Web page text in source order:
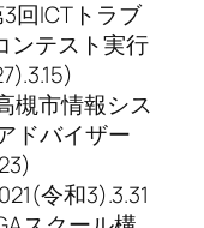
3回ICTトラブ
ンテスト実行
槻市情報シス
ドバイザー
令和3).3.31